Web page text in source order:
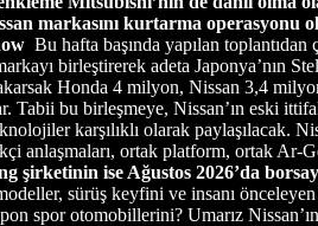
markasını kurtarma operasyonu
Bu hafta başında yapılan
birleştirerek adeta Japonya’nın
Honda 4 milyon, Nissan 3,4
bu birleşmeye, Nissan’ın eski
karşılıklı olarak paylaşılacak.
anlaşmaları, ortak platform, ortak
şirketinin ise Ağustos 2026’da
sürüş keyfini ve insanı
spor otomobillerini? Umarız